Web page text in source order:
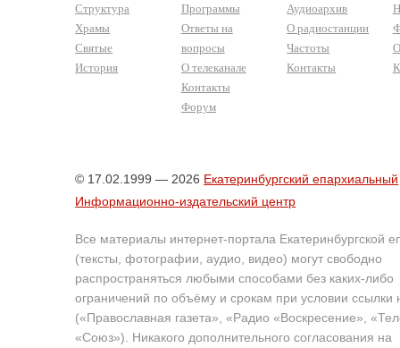
Структура
Храмы
Святые
История
Программы
Ответы на
вопросы
О телеканале
Контакты
Форум
Аудиоархив
О радиостанции
Частоты
Контакты
© 17.02.1999 — 2026 Екатеринбургский епархиальный
Информационно-издательский центр
Все материалы интернет-портала Екатеринбургской
(тексты, фотографии, аудио, видео) могут свободно
распространяться любыми способами без каких-либо
ограничений по объёму и срокам при условии ссылки
(«Православная газета», «Радио «Воскресение»,
«Союз»). Никакого дополнительного согласования на